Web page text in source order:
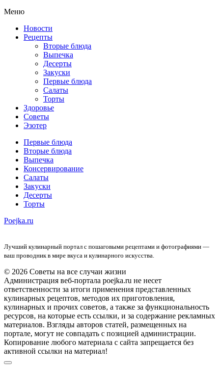
Меню
Новости
Рецепты
Вторые блюда
Выпечка
Десерты
Закуски
Первые блюда
Салаты
Торты
Здоровье
Советы
Эзотер
Первые блюда
Вторые блюда
Выпечка
Консервирование
Салаты
Закуски
Десерты
Торты
Poejka.ru
Лучший кулинарный портал с пошаговыми рецептами и фотографиями —
ваш проводник в мире вкуса и кулинарного искусства.
© 2026 Советы на все случаи жизни
Администрация веб-портала poejka.ru не несет
ответственности за итоги применения представленных
кулинарных рецептов, методов их приготовления,
кулинарных и прочих советов, а также за функциональность
ресурсов, на которые есть ссылки, и за содержание рекламных
материалов. Взгляды авторов статей, размещенных на
портале, могут не совпадать с позицией администрации.
Копирование любого материала с сайта запрещается без
активной ссылки на материал!